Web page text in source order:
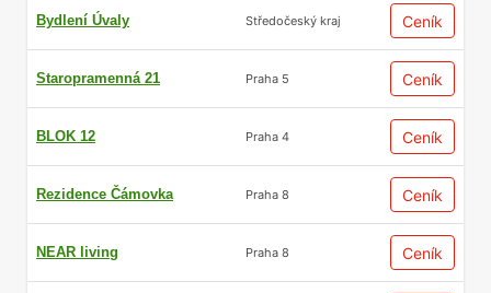
Bydlení Úvaly Středočeský kraj Ceník
Staropramenná 21 Praha 5 Ceník
BLOK 12 Praha 4 Ceník
Rezidence Čámovka Praha 8 Ceník
NEAR living Praha 8 Ceník